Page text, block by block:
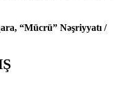
“Mücrü” Nəşriyyatı /